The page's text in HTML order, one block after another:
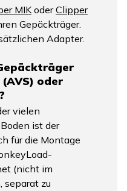
MIKoderClipper
Gepäckträger.
Adapter.
oder
vielen
ist der
für die Montage
(nicht im
separat zu